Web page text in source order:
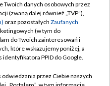
TVP
Twoich danych osobowych przez
(zwaną dalej również „TVP”),
oraz pozostałych Zaufanych
(w tym do
do Twoich zainteresowań i
które wskazujemy poniżej, a
identyfikatora PPID do Google.
przez Ciebie naszych